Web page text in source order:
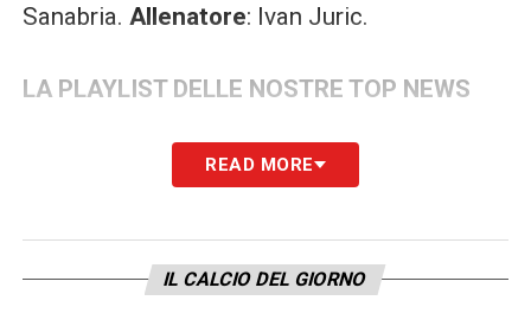
Sanabria. Allenatore: Ivan Juric.
LA PLAYLIST DELLE NOSTRE TOP NEWS
READ MORE
IL CALCIO DEL GIORNO